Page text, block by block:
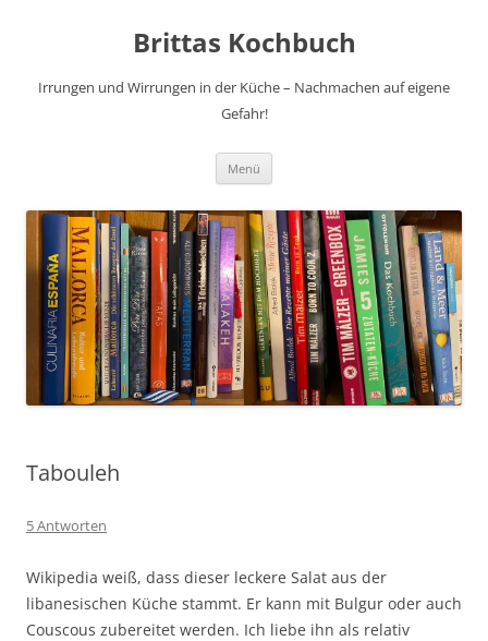
Brittas Kochbuch
Irrungen und Wirrungen in der Küche – Nachmachen auf eigene
Gefahr!
Menü
Tabouleh
5 Antworten
Wikipedia weiß, dass dieser leckere Salat aus der
libanesischen Küche stammt. Er kann mit Bulgur oder auch
Couscous zubereitet werden. Ich liebe ihn als relativ